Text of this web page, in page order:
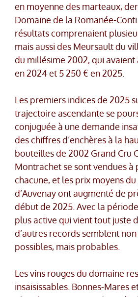
en moyenne des marteaux,
Domaine de la Romanée-
résultats comprenaient
mais aussi des Meursault du
du millésime 2002, qui
en 2024 et 5 250 € en 2025.
Les premiers indices de 2025
trajectoire ascendante se
conjuguée à une demande
des chiffres d’enchères à la
bouteilles de 2002 Grand Cru
Montrachet se sont vendues à
chacune, et les prix moyens
d’Auvenay ont augmenté de
début de 2025. Avec la
plus active qui vient tout juste
d’autres records semblent
possibles, mais probables.
Les vins rouges du domaine
insaisissables. Bonnes-Mares